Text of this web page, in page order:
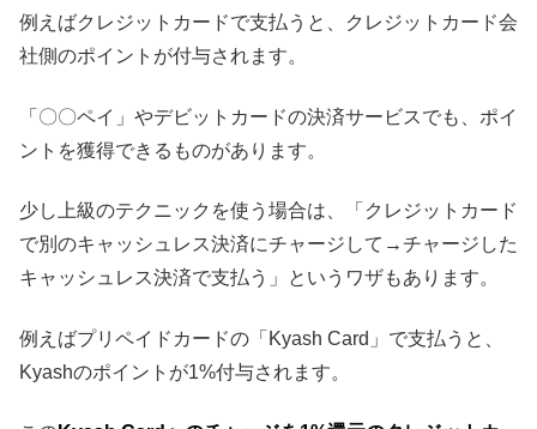
例えばクレジットカードで支払うと、クレジットカード会
社側のポイントが付与されます。
「〇〇ペイ」やデビットカードの決済サービスでも、ポイ
ントを獲得できるものがあります。
少し上級のテクニックを使う場合は、「クレジットカード
で別のキャッシュレス決済にチャージして→チャージした
キャッシュレス決済で支払う」というワザもあります。
例えばプリペイドカードの「Kyash Card」で支払うと、
Kyashのポイントが1%付与されます。